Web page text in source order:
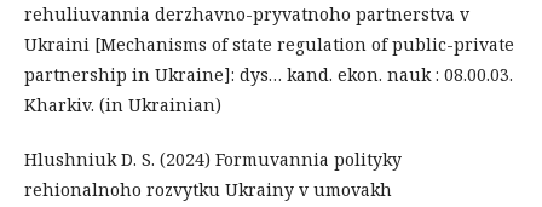
rehuliuvannia derzhavno-pryvatnoho partnerstva v
Ukraini [Mechanisms of state regulation of public-private
partnership in Ukraine]: dys… kand. ekon. nauk : 08.00.03.
Kharkiv. (in Ukrainian)
Hlushniuk D. S. (2024) Formuvannia polityky
rehionalnoho rozvytku Ukrainy v umovakh